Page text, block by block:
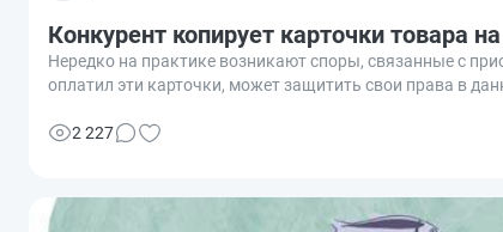
Конкурент копирует карточки товара
Нередко на практике возникают споры, связанные с
оплатил эти карточки, может защитить свои права в
2 227